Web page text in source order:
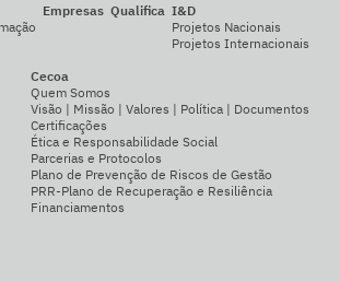
Empresas Qualifica I&D
Projetos Nacionais
Projetos Internacionais
Cecoa
Quem Somos
Visão | Missão | Valores | Política | Documentos
Certificações
Ética e Responsabilidade Social
Parcerias e Protocolos
Plano de Prevenção de Riscos de Gestão
PRR-Plano de Recuperação e Resiliência
Financiamentos